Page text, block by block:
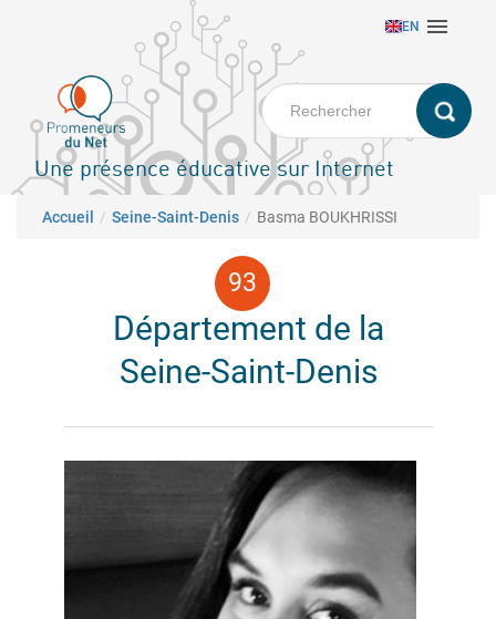
principal
EN 
Une présence éducative sur Internet
Fil d'Ariane
Accueil Seine-Saint-Denis Basma BOUKHRISSI
Département de la
Seine-Saint-Denis